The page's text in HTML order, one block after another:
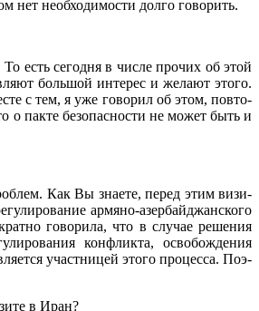
нет не­обходимости долго говорить.
есть сегодня в числе прочих об этой
большой интерес и желают этого.
с тем, я уже говорил об этом, повто­
пакте безопас­ности не может быть и
Как Вы знаете, перед этим визи­
армя­но-азербайджанского
говорила, что в случае решения
конфликта, освобождения
уча­стницей этого процесса. Поэ­
в Иран?